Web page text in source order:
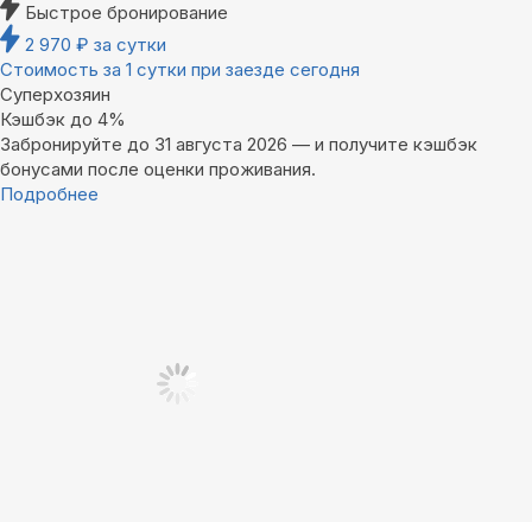
Быстрое бронирование
2 970 ₽ за сутки
Стоимость за 1 сутки при заезде сегодня
Суперхозяин
Кэшбэк до 4%
Забронируйте до 31 августа 2026 — и получите кэшбэк
бонусами после оценки проживания.
Подробнее